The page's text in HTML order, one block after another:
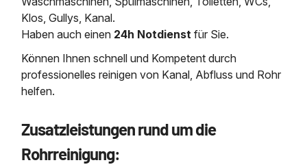
Klos, Gullys, Kanal.
Haben auch einen 24h Notdienst für Sie.
Können Ihnen schnell und Kompetent durch
professionelles reinigen von Kanal, Abfluss und Rohr
helfen.
Zusatzleistungen rund um die
Rohrreinigung: